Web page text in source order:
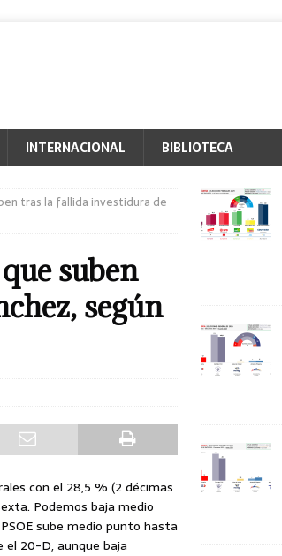
INTERNACIONAL BIBLIOTECA
tras la fallida investidura de
suben
según
con el 28,5 % (2 décimas
Podemos baja medio
sube medio punto hasta
el 20-D, aunque baja